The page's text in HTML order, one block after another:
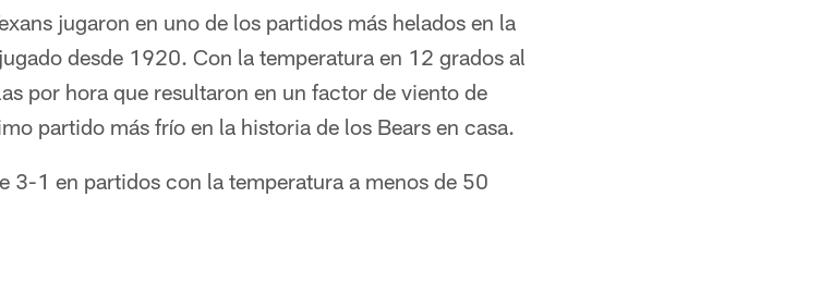
jugaron en uno de los partidos más helados en la
desde 1920. Con la temperatura en 12 grados al
por hora que resultaron en un factor de viento de
partido más frío en la historia de los Bears en casa.
3-1 en partidos con la temperatura a menos de 50